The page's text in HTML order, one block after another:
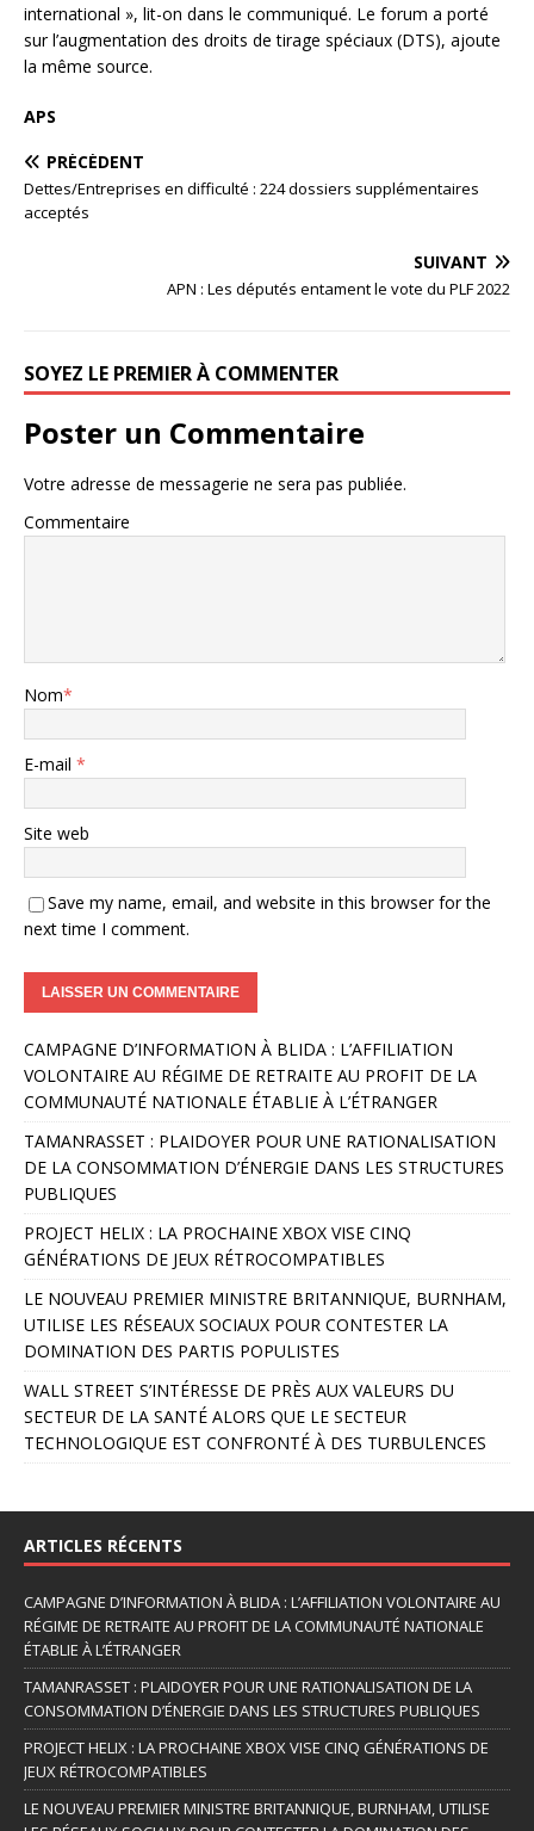
international », lit-on dans le communiqué. Le forum a porté
sur l’augmentation des droits de tirage spéciaux (DTS), ajoute
la même source.
APS
PRÉCÉDENT
Dettes/Entreprises en difficulté : 224 dossiers supplémentaires
acceptés
SUIVANT
APN : Les députés entament le vote du PLF 2022
SOYEZ LE PREMIER À COMMENTER
Poster un Commentaire
Votre adresse de messagerie ne sera pas publiée.
Commentaire
Nom*
E-mail *
Site web
Save my name, email, and website in this browser for the
next time I comment.
l
t
e
r
n
a
t
i
v
e
:
CAMPAGNE D’INFORMATION À BLIDA : L’AFFILIATION
VOLONTAIRE AU RÉGIME DE RETRAITE AU PROFIT DE LA
COMMUNAUTÉ NATIONALE ÉTABLIE À L’ÉTRANGER
TAMANRASSET : PLAIDOYER POUR UNE RATIONALISATION
DE LA CONSOMMATION D’ÉNERGIE DANS LES STRUCTURES
PUBLIQUES
PROJECT HELIX : LA PROCHAINE XBOX VISE CINQ
GÉNÉRATIONS DE JEUX RÉTROCOMPATIBLES
LE NOUVEAU PREMIER MINISTRE BRITANNIQUE, BURNHAM,
UTILISE LES RÉSEAUX SOCIAUX POUR CONTESTER LA
DOMINATION DES PARTIS POPULISTES
WALL STREET S’INTÉRESSE DE PRÈS AUX VALEURS DU
SECTEUR DE LA SANTÉ ALORS QUE LE SECTEUR
TECHNOLOGIQUE EST CONFRONTÉ À DES TURBULENCES
ARTICLES RÉCENTS
CAMPAGNE D’INFORMATION À BLIDA : L’AFFILIATION VOLONTAIRE AU
RÉGIME DE RETRAITE AU PROFIT DE LA COMMUNAUTÉ NATIONALE
ÉTABLIE À L’ÉTRANGER
TAMANRASSET : PLAIDOYER POUR UNE RATIONALISATION DE LA
CONSOMMATION D’ÉNERGIE DANS LES STRUCTURES PUBLIQUES
PROJECT HELIX : LA PROCHAINE XBOX VISE CINQ GÉNÉRATIONS DE
JEUX RÉTROCOMPATIBLES
LE NOUVEAU PREMIER MINISTRE BRITANNIQUE, BURNHAM, UTILISE